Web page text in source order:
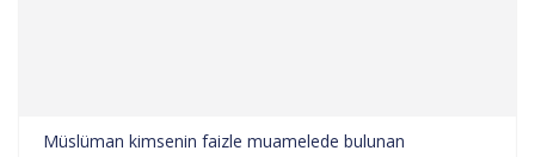
Müslüman kimsenin faizle muamelede bulunan